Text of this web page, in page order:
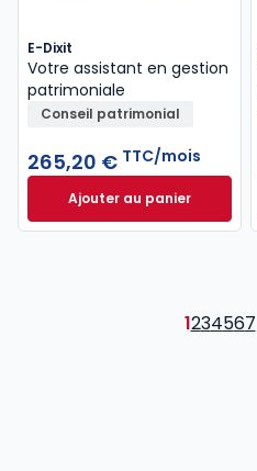
E-Dixit
Votre assistant en gestion
patrimoniale
Conseil patrimonial
265,20 € TTC/mois
Ajouter au panier
E-Dixit à 265,20 €
1234567